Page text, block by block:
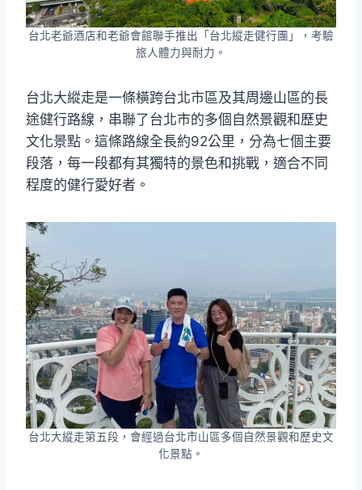
台北老爺酒店和老爺會館聯手推出「台北縱走健行團」，考驗
旅人體力與耐力。
台北大縱走是一條橫跨台北市區及其周邊山區的長
途健行路線，串聯了台北市的多個自然景觀和歷史
文化景點。這條路線全長約92公里，分為七個主要
段落，每一段都有其獨特的景色和挑戰，適合不同
程度的健行愛好者。
台北大縱走第五段，會經過台北市山區多個自然景觀和歷史文
化景點。